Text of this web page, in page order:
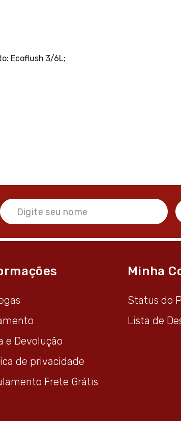
Ecoflush 3/6L;
e Devolução
de privacidade
Frete Grátis
Minha
Status do
Lista de